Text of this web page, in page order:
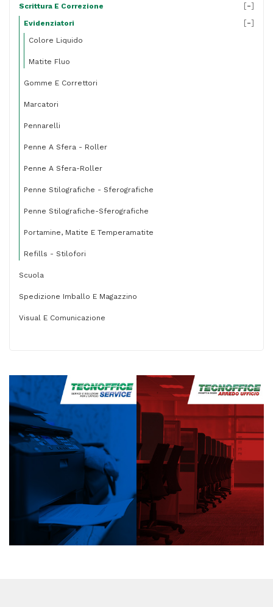
Scrittura E Correzione
Evidenziatori
Colore Liquido
Matite Fluo
[-]
Gomme E Correttori
Marcatori
Pennarelli
Penne A Sfera - Roller
Penne A Sfera-Roller
Penne Stilografiche - Sferografiche
Penne Stilografiche-Sferografiche
Portamine, Matite E Temperamatite
Refills - Stilofori
[-]
Scuola
Spedizione Imballo E Magazzino
Visual E Comunicazione